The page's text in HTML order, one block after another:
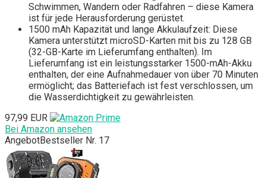
Schwimmen, Wandern oder Radfahren – diese Kamera
ist für jede Herausforderung gerüstet.
1500 mAh Kapazität und lange Akkulaufzeit: Diese
Kamera unterstützt microSD-Karten mit bis zu 128 GB
(32-GB-Karte im Lieferumfang enthalten). Im
Lieferumfang ist ein leistungsstarker 1500-mAh-Akku
enthalten, der eine Aufnahmedauer von über 70 Minuten
ermöglicht; das Batteriefach ist fest verschlossen, um
die Wasserdichtigkeit zu gewährleisten.
97,99 EUR
Bei Amazon ansehen
AngebotBestseller Nr. 17